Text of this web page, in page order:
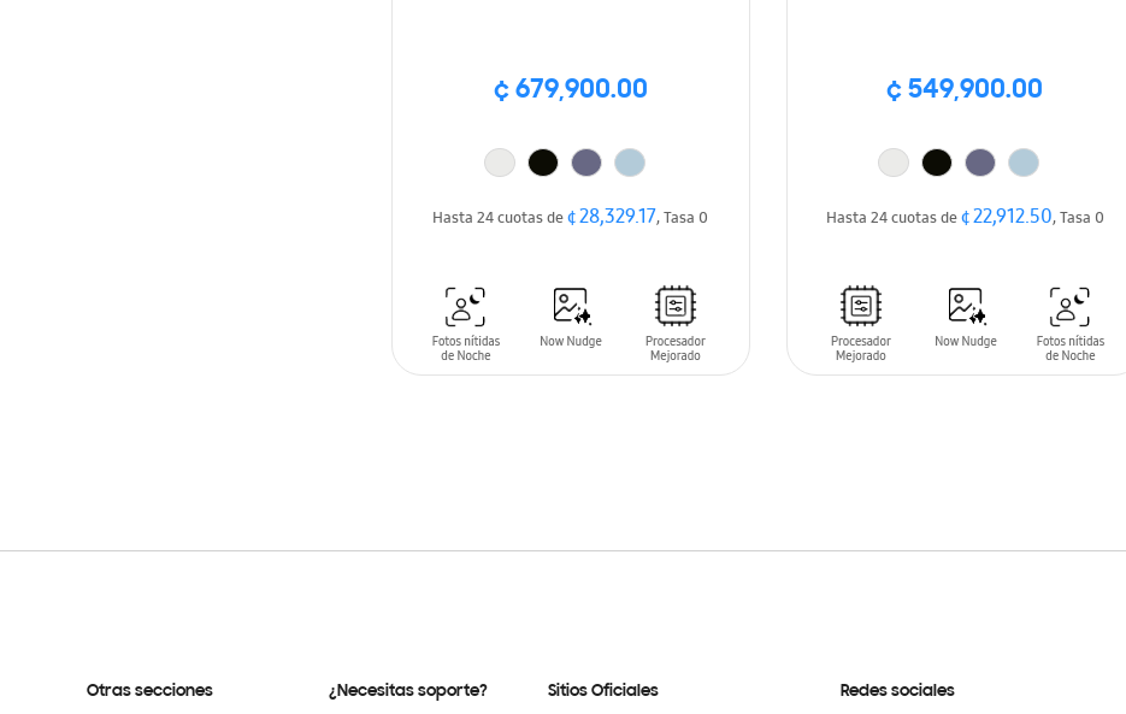
¢ 679,900.00
Hasta 24 cuotas de¢ 28,329.17, Tasa 0
¢ 549,900.00
Hasta 24 cuotas de¢ 22,912.50, Tasa 0
Otras secciones ¿Necesitas soporte? Sitios Oficiales Redes sociales